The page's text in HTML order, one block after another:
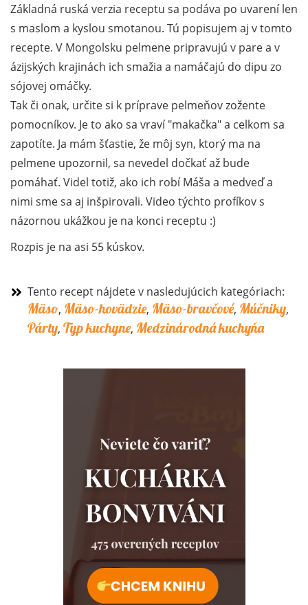
Základná ruská verzia receptu sa podáva po uvarení len
s maslom a kyslou smotanou. Tú popisujem aj v tomto
recepte. V Mongolsku pelmene pripravujú v pare a v
ázijských krajinách ich smažia a namáčajú do dipu zo
sójovej omáčky.
Tak či onak, určite si k príprave pelmeňov zožente
pomocníkov. Je to ako sa vraví "makačka" a celkom sa
zapotíte. Ja mám šťastie, že môj syn, ktorý ma na
pelmene upozornil, sa nevedel dočkať až bude
pomáhať. Videl totiž, ako ich robí Máša a medveď a
nimi sme sa aj inšpirovali. Video týchto profíkov s
názornou ukážkou je na konci receptu :)
Rozpis je na asi 55 kúskov.
Tento recept nájdete v nasledujúcich kategóriach:
Mäso, Mäso-hovädzie, Mäso-bravčové, Múčniky,
Párty, Typ kuchyne, Medzinárodná kuchyňa